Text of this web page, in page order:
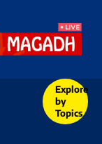
Explore
by
Topics